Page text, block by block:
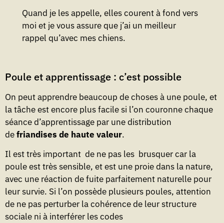
Quand je les appelle, elles courent à fond vers
moi et je vous assure que j’ai un meilleur
rappel qu’avec mes chiens.
Poule et apprentissage : c’est possible
On peut apprendre beaucoup de choses à une poule, et
la tâche est encore plus facile si l’on couronne chaque
séance d’apprentissage par une distribution
defriandises de haute valeur.
Il est très important de ne pas les brusquer car la
poule est très sensible, et est une proie dans la nature,
avec une réaction de fuite parfaitement naturelle pour
leur survie. Si l’on possède plusieurs poules, attention
de ne pas perturber la cohérence de leur structure
sociale ni à interférer les codes